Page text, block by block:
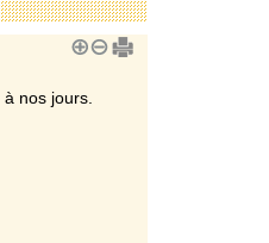
nos jours.